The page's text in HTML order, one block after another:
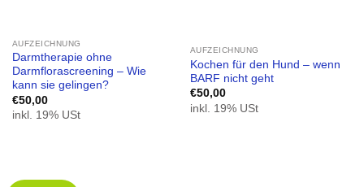
AUFZEICHNUNG
Darmtherapie ohne
Darmflorascreening – Wie
kann sie gelingen?
€50,00
inkl. 19% USt
AUFZEICHNUNG
Kochen für den Hund – wenn
BARF nicht geht
€50,00
inkl. 19% USt